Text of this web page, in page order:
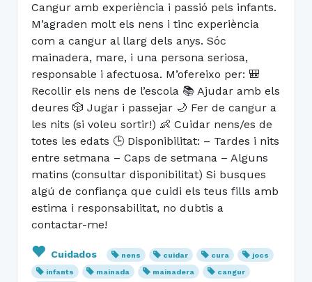
Cangur amb experiència i passió pels infants.
M’agraden molt els nens i tinc experiència
com a cangur al llarg dels anys. Sóc
mainadera, mare, i una persona seriosa,
responsable i afectuosa. M’ofereixo per: 🎒
Recollir els nens de l’escola 📚 Ajudar amb els
deures 🎲 Jugar i passejar 🌙 Fer de cangur a
les nits (si voleu sortir!) 👶 Cuidar nens/es de
totes les edats 🕒 Disponibilitat: – Tardes i nits
entre setmana – Caps de setmana – Alguns
matins (consultar disponibilitat) Si busques
algú de confiança que cuidi els teus fills amb
estima i responsabilitat, no dubtis a
contactar-me!
Cuidados nens cuidar cura
jocs
infants
mainada mainadera
cangur